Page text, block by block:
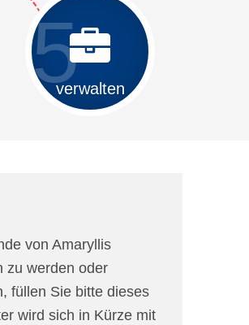
5verwalten
von Amaryllis
zu werden oder
füllen Sie bitte dieses
wird sich in Kürze mit